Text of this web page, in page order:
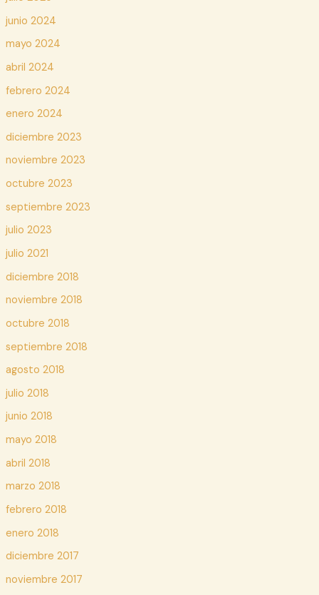
junio 2024
mayo 2024
abril 2024
febrero 2024
enero 2024
diciembre 2023
noviembre 2023
octubre 2023
septiembre 2023
julio 2023
julio 2021
diciembre 2018
noviembre 2018
octubre 2018
septiembre 2018
agosto 2018
julio 2018
junio 2018
mayo 2018
abril 2018
marzo 2018
febrero 2018
enero 2018
diciembre 2017
noviembre 2017